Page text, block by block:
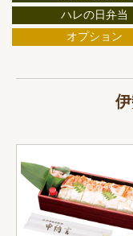
ハレの日弁当
オプション